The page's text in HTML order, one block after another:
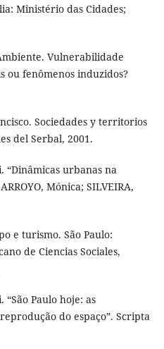
Ministério das Cidades;
Vulnerabilidade
ou fenômenos induzidos?
Sociedades y territorios
del Serbal, 2001.
“Dinâmicas urbanas na
Mónica; SILVEIRA,
e turismo. São Paulo:
de Ciencias Sociales,
“São Paulo hoje: as
do espaço”. Scripta